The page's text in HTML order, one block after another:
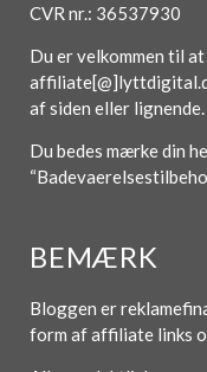
CVR nr.: 36537930
Du er velkommen til
af siden eller lignende.
Du bedes mærke din
BEMÆRK
Bloggen er
form af affiliate links